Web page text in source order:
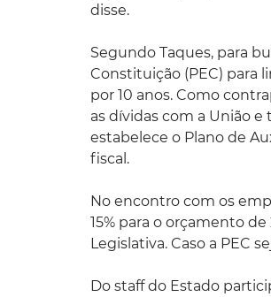
disse.
Segundo Taques, para
Constituição (PEC) para
por 10 anos. Como
as dívidas com a União
estabelece o Plano de
fiscal.
No encontro com os
15% para o orçamento
Legislativa. Caso a PEC
Do staff do Estado